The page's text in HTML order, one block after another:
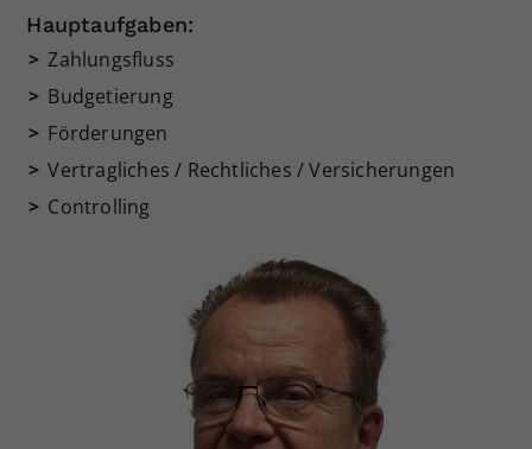
Hauptaufgaben:
Zahlungsfluss
Budgetierung
Förderungen
Vertragliches / Rechtliches / Versicherungen
Controlling